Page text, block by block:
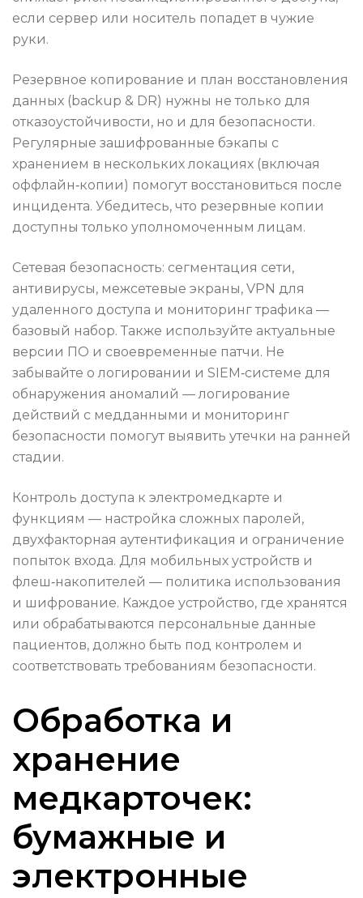
если сервер или носитель попадет в чужие
руки.
Резервное копирование и план восстановления
данных (backup & DR) нужны не только для
отказоустойчивости, но и для безопасности.
Регулярные зашифрованные бэкапы с
хранением в нескольких локациях (включая
оффлайн‑копии) помогут восстановиться после
инцидента. Убедитесь, что резервные копии
доступны только уполномоченным лицам.
Сетевая безопасность: сегментация сети,
антивирусы, межсетевые экраны, VPN для
удаленного доступа и мониторинг трафика —
базовый набор. Также используйте актуальные
версии ПО и своевременные патчи. Не
забывайте о логировании и SIEM‑системе для
обнаружения аномалий — логирование
действий с медданными и мониторинг
безопасности помогут выявить утечки на ранней
стадии.
Контроль доступа к электромедкарте и
функциям — настройка сложных паролей,
двухфакторная аутентификация и ограничение
попыток входа. Для мобильных устройств и
флеш‑накопителей — политика использования
и шифрование. Каждое устройство, где хранятся
или обрабатываются персональные данные
пациентов, должно быть под контролем и
соответствовать требованиям безопасности.
Обработка и
хранение
медкарточек:
бумажные и
электронные